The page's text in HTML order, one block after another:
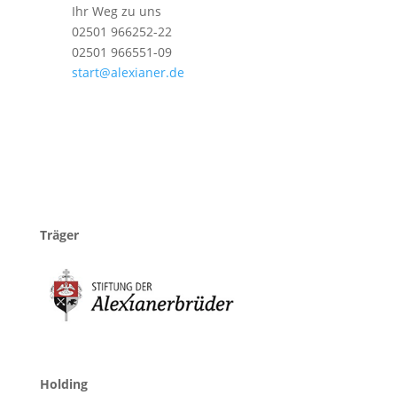
Ihr Weg zu uns
02501 966252-22
02501 966551-09
start@alexianer.de
Träger
Holding